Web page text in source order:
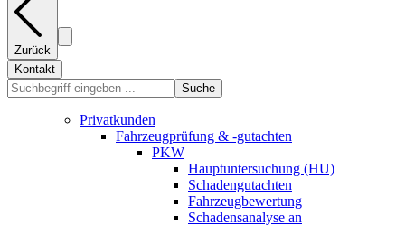
Zurück
Kontakt
Suche
Privatkunden
Fahrzeugprüfung & -gutachten
PKW
Hauptuntersuchung (HU)
Schadengutachten
Fahrzeugbewertung
Schadensanalyse an